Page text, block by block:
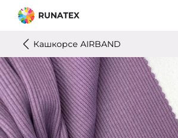
Кашкорсе AIRBAND